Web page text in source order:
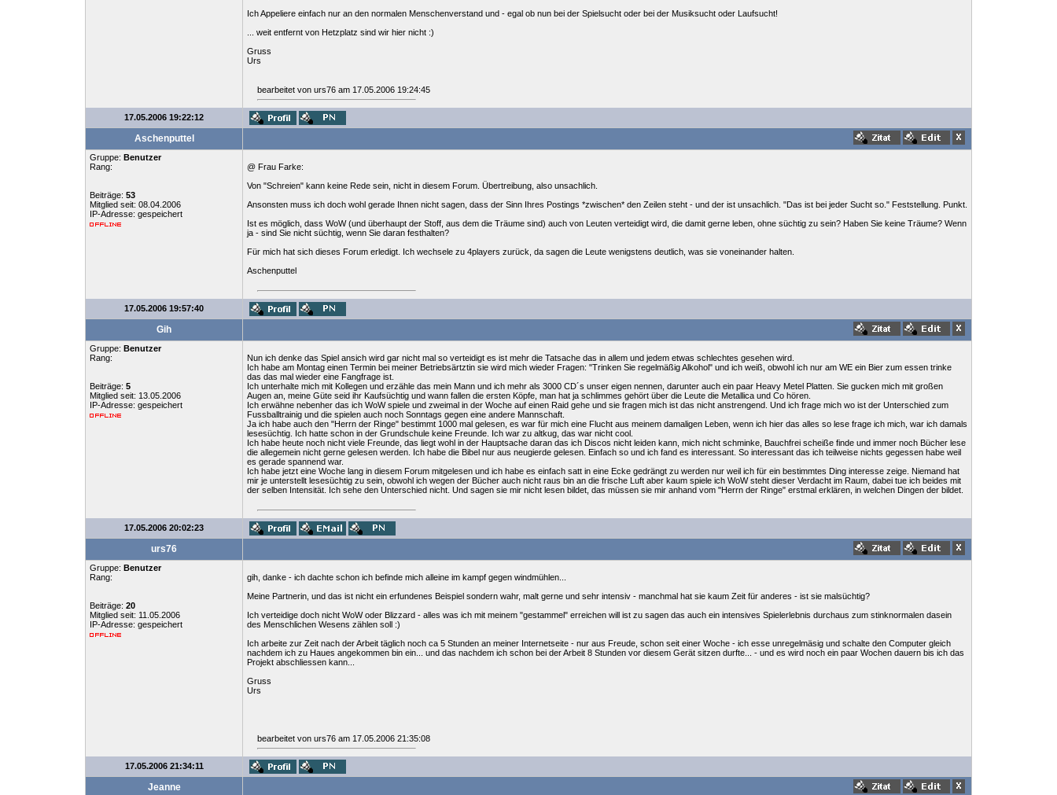
Ich Appeliere einfach nur an den normalen Menschenverstand und - egal ob nun bei der Spielsucht oder bei der Musiksucht oder Laufsucht!
... weit entfernt von Hetzplatz sind wir hier nicht :)
Gruss
Urs
bearbeitet von urs76 am 17.05.2006 19:24:45
17.05.2006 19:22:12
Aschenputtel
Gruppe: Benutzer
Rang:
Beiträge: 53
Mitglied seit: 08.04.2006
IP-Adresse: gespeichert
@ Frau Farke:
Von "Schreien" kann keine Rede sein, nicht in diesem Forum. Übertreibung, also unsachlich.
Ansonsten muss ich doch wohl gerade Ihnen nicht sagen, dass der Sinn Ihres Postings *zwischen* den Zeilen steht - und der ist unsachlich. "Das ist bei jeder Sucht so." Feststellung. Punkt.
Ist es möglich, dass WoW (und überhaupt der Stoff, aus dem die Träume sind) auch von Leuten verteidigt wird, die damit gerne leben, ohne süchtig zu sein? Haben Sie keine Träume? Wenn
ja - sind Sie nicht süchtig, wenn Sie daran festhalten?
Für mich hat sich dieses Forum erledigt. Ich wechsele zu 4players zurück, da sagen die Leute wenigstens deutlich, was sie voneinander halten.
Aschenputtel
17.05.2006 19:57:40
Gih
Gruppe: Benutzer
Rang:
Beiträge: 5
Mitglied seit: 13.05.2006
IP-Adresse: gespeichert
Nun ich denke das Spiel ansich wird gar nicht mal so verteidigt es ist mehr die Tatsache das in allem und jedem etwas schlechtes gesehen wird.
Ich habe am Montag einen Termin bei meiner Betriebsärtztin sie wird mich wieder Fragen: "Trinken Sie regelmäßig Alkohol" und ich weiß, obwohl ich nur am WE ein Bier zum essen trinke
das das mal wieder eine Fangfrage ist.
Ich unterhalte mich mit Kollegen und erzähle das mein Mann und ich mehr als 3000 CD´s unser eigen nennen, darunter auch ein paar Heavy Metel Platten. Sie gucken mich mit großen
Augen an, meine Güte seid ihr Kaufsüchtig und wann fallen die ersten Köpfe, man hat ja schlimmes gehört über die Leute die Metallica und Co hören.
Ich erwähne nebenher das ich WoW spiele und zweimal in der Woche auf einen Raid gehe und sie fragen mich ist das nicht anstrengend. Und ich frage mich wo ist der Unterschied zum
Fussballtrainig und die spielen auch noch Sonntags gegen eine andere Mannschaft.
Ja ich habe auch den "Herrn der Ringe" bestimmt 1000 mal gelesen, es war für mich eine Flucht aus meinem damaligen Leben, wenn ich hier das alles so lese frage ich mich, war ich damals
lesesüchtig. Ich hatte schon in der Grundschule keine Freunde. Ich war zu altkug, das war nicht cool.
Ich habe heute noch nicht viele Freunde, das liegt wohl in der Hauptsache daran das ich Discos nicht leiden kann, mich nicht schminke, Bauchfrei scheiße finde und immer noch Bücher lese
die allegemein nicht gerne gelesen werden. Ich habe die Bibel nur aus neugierde gelesen. Einfach so und ich fand es interessant. So interessant das ich teilweise nichts gegessen habe weil
es gerade spannend war.
Ich habe jetzt eine Woche lang in diesem Forum mitgelesen und ich habe es einfach satt in eine Ecke gedrängt zu werden nur weil ich für ein bestimmtes Ding interesse zeige. Niemand hat
mir je unterstellt lesesüchtig zu sein, obwohl ich wegen der Bücher auch nicht raus bin an die frische Luft aber kaum spiele ich WoW steht dieser Verdacht im Raum, dabei tue ich beides mit
der selben Intensität. Ich sehe den Unterschied nicht. Und sagen sie mir nicht lesen bildet, das müssen sie mir anhand vom "Herrn der Ringe" erstmal erklären, in welchen Dingen der bildet.
17.05.2006 20:02:23
urs76
Gruppe: Benutzer
Rang:
Beiträge: 20
Mitglied seit: 11.05.2006
IP-Adresse: gespeichert
gih, danke - ich dachte schon ich befinde mich alleine im kampf gegen windmühlen...
Meine Partnerin, und das ist nicht ein erfundenes Beispiel sondern wahr, malt gerne und sehr intensiv - manchmal hat sie kaum Zeit für anderes - ist sie malsüchtig?
Ich verteidige doch nicht WoW oder Blizzard - alles was ich mit meinem "gestammel" erreichen will ist zu sagen das auch ein intensives Spielerlebnis durchaus zum stinknormalen dasein
des Menschlichen Wesens zählen soll :)
Ich arbeite zur Zeit nach der Arbeit täglich noch ca 5 Stunden an meiner Internetseite - nur aus Freude, schon seit einer Woche - ich esse unregelmäsig und schalte den Computer gleich
nachdem ich zu Haues angekommen bin ein... und das nachdem ich schon bei der Arbeit 8 Stunden vor diesem Gerät sitzen durfte... - und es wird noch ein paar Wochen dauern bis ich das
Projekt abschliessen kann...
Gruss
Urs
bearbeitet von urs76 am 17.05.2006 21:35:08
17.05.2006 21:34:11
Jeanne